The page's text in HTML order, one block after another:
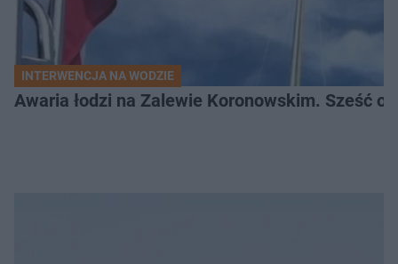
INTERWENCJA NA WODZIE
Awaria łodzi na Zalewie Koronowskim. Sześć